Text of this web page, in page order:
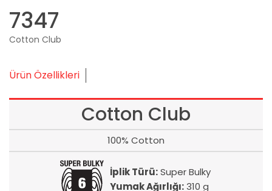
7347
Cotton Club
Ürün Özellikleri
Cotton Club
100% Cotton
İplik Türü:Super Bulky
Yumak Ağırlığı:310 g